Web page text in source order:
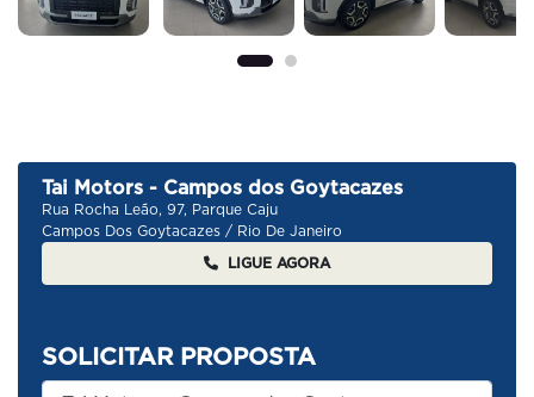
Tai Motors - Campos dos Goytacazes
Rua Rocha Leão, 97, Parque Caju
Campos Dos Goytacazes / Rio De Janeiro
LIGUE AGORA
SOLICITAR PROPOSTA